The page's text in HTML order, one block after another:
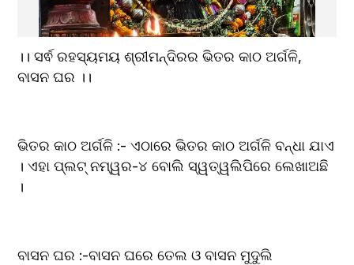
।। ସର୍ଵ ରହସ୍ୟମୟ ଶ୍ରୀମନ୍ଦିରର ଭିତର କାଠ ଅର୍ଗଳି,
ବାସନ ଘର ।।
ଭିତର କାଠ ଅର୍ଗଳି :- ଏଠାରେ ଭିତର କାଠ ଅର୍ଗଳି ବନ୍ଧା ଯାଏ
। ଏହା ପ୍ଲଟ୍‍ ନମ୍ୱର-୪ ବୋଲି ସ୍ୱତ୍ୱଲିପିରେ ଲେଖାଅଛି
।
ବାସନ ଘର :-ବାସନ ଘରେ ତେଲ ଓ ବାସନ ମୁଦୁଲି